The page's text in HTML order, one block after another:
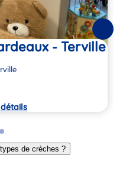
- Terville
Go
to
slide de crèches ?